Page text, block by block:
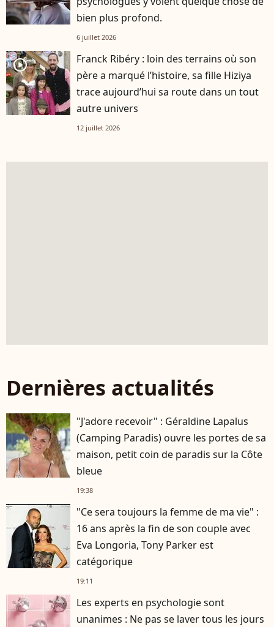
bien plus profond.
6 juillet 2026
player2
Franck Ribéry : loin des terrains où son
père a marqué l’histoire, sa fille Hiziya
trace aujourd’hui sa route dans un tout
autre univers
12 juillet 2026
Dernières actualités
"J'adore recevoir" : Géraldine Lapalus
(Camping Paradis) ouvre les portes de sa
maison, petit coin de paradis sur la Côte
bleue
19:38
"Ce sera toujours la femme de ma vie" :
16 ans après la fin de son couple avec
Eva Longoria, Tony Parker est
catégorique
19:11
Les experts en psychologie sont
unanimes : Ne pas se laver tous les jours